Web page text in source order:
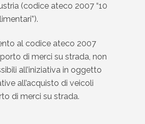
(codice ateco 2007 “10
al codice ateco 2007
di merci su strada, non
all’iniziativa in oggetto
all’acquisto di veicoli
di merci su strada.